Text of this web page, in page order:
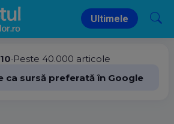
Ultimele
•Peste 40.000 articole
ca sursă preferată în Google